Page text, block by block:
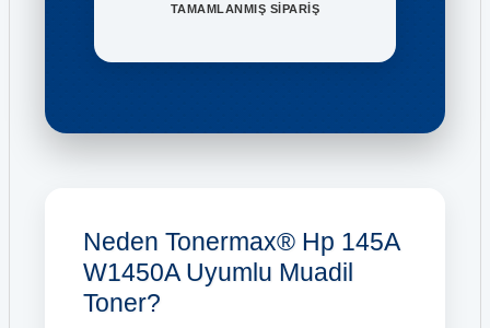
TAMAMLANMIŞ SİPARİŞ
Neden Tonermax® Hp 145A
W1450A Uyumlu Muadil
Toner?